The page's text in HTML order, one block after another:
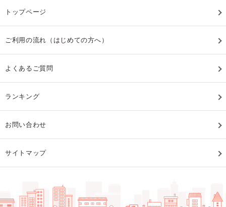
トップページ
ご利用の流れ（はじめての方へ）
よくあるご質問
ランキング
お問い合わせ
サイトマップ